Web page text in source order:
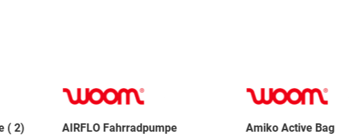
AIRFLO Fahrradpumpe Amiko Active Bag